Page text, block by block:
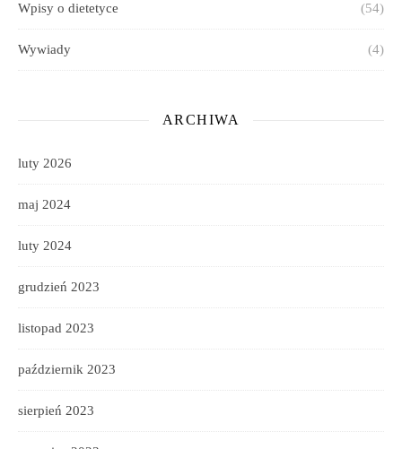
Wpisy o dietetyce (54)
Wywiady (4)
ARCHIWA
luty 2026
maj 2024
luty 2024
grudzień 2023
listopad 2023
październik 2023
sierpień 2023